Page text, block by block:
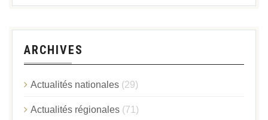
ARCHIVES
Actualités nationales (29)
Actualités régionales (71)